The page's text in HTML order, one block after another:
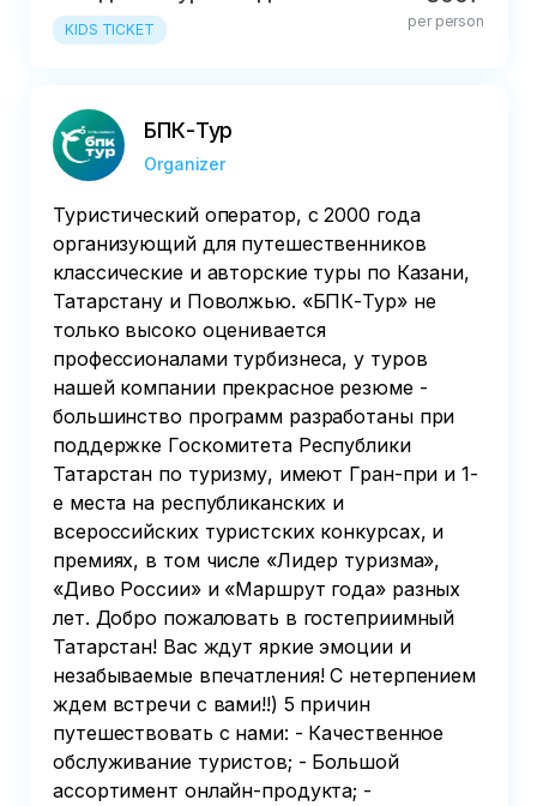
KIDS TICKET per person
БПК-Тур
Organizer
Туристический оператор, с 2000 года
организующий для путешественников
классические и авторские туры по Казани,
Татарстану и Поволжью. «БПК-Тур» не
только высоко оценивается
профессионалами турбизнеса, у туров
нашей компании прекрасное резюме -
большинство программ разработаны при
поддержке Госкомитета Республики
Татарстан по туризму, имеют Гран-при и 1-
е места на республиканских и
всероссийских туристских конкурсах, и
премиях, в том числе «Лидер туризма»,
«Диво России» и «Маршрут года» разных
лет. Добро пожаловать в гостеприимный
Татарстан! Вас ждут яркие эмоции и
незабываемые впечатления! С нетерпением
ждем встречи с вами!!) 5 причин
путешествовать с нами: - Качественное
обслуживание туристов; - Большой
ассортимент онлайн-продукта; -